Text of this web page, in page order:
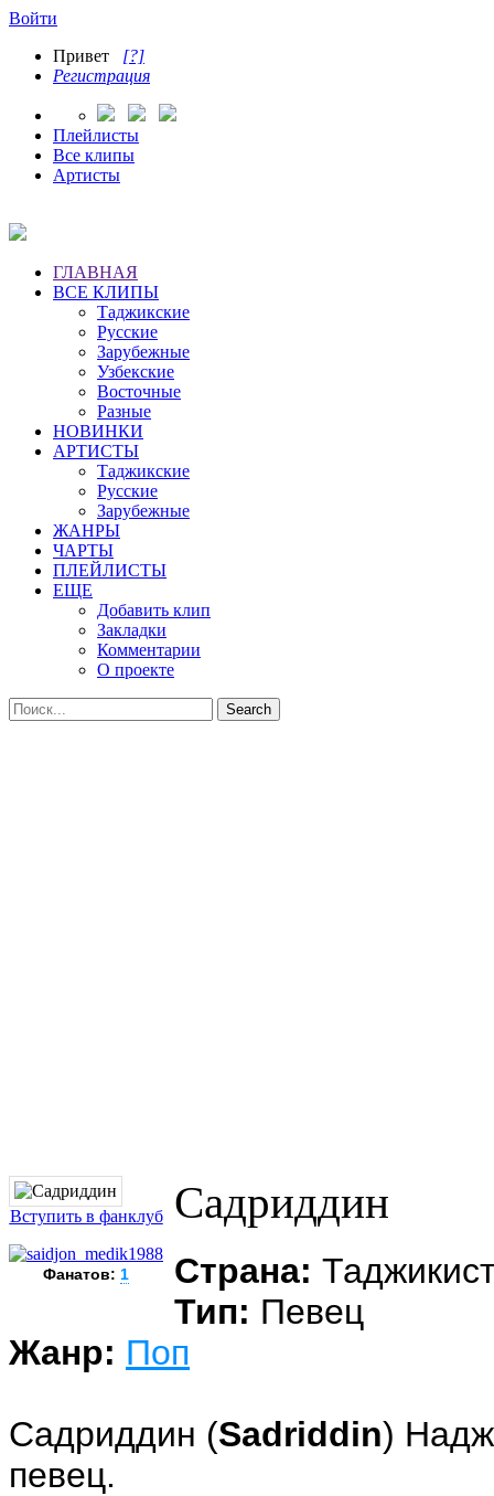
Войти
Привет [?]
Регистрация
Плейлисты
Все клипы
Артисты
ГЛАВНАЯ
ВСЕ КЛИПЫ
Таджикские
Русские
Зарубежные
Узбекские
Восточные
Разные
НОВИНКИ
АРТИСТЫ
Таджикские
Русские
Зарубежные
ЖАНРЫ
ЧАРТЫ
ПЛЕЙЛИСТЫ
ЕЩЕ
Добавить клип
Закладки
Комментарии
О проекте
Вступить в фанклуб
Фанатов: 1
Садриддин
Страна:
Тип: Певец
Жанр: Поп
Садриддин (Sadriddin)
певец.